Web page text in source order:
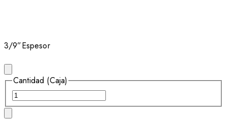
3/9”Espesor
Cantidad (Caja)